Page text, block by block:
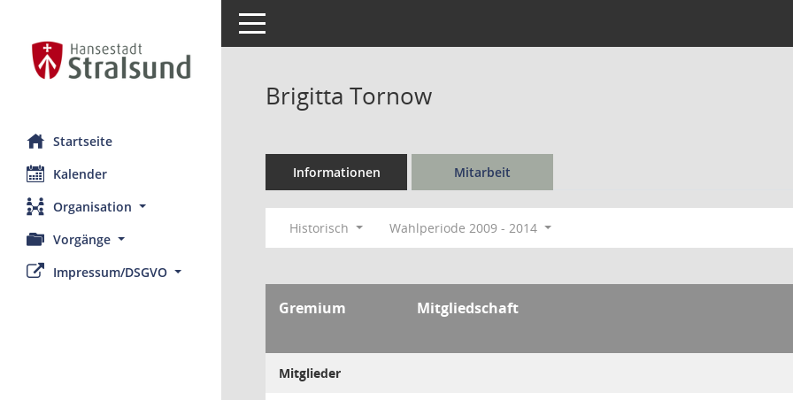
Startseite
Kalender
Organisation
Vorgänge
Impressum/DSGVO
Toggle navigation
Brigitta Tornow
Informationen Mitarbeit
Historisch Wahlperiode 2009 - 2014
Gremium Mitgliedschaft
Mitglieder